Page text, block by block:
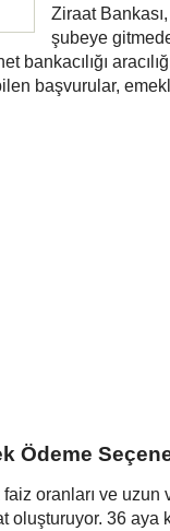
Ziraat
şubeye
bankacılığı
başvurular,
Ödeme
oranları ve
oluşturuyor. 36